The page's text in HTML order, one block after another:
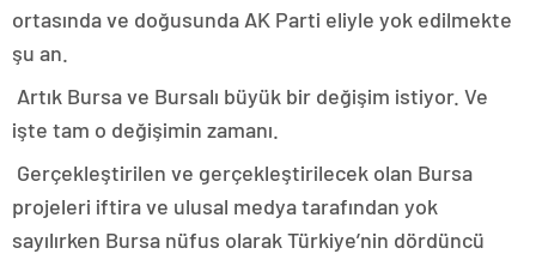
ortasında ve doğusunda AK Parti eliyle yok edilmekte
şu an.
Artık Bursa ve Bursalı büyük bir değişim istiyor. Ve
işte tam o değişimin zamanı.
Gerçekleştirilen ve gerçekleştirilecek olan Bursa
projeleri iftira ve ulusal medya tarafından yok
sayılırken Bursa nüfus olarak Türkiye’nin dördüncü